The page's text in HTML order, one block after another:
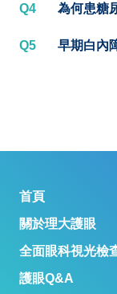
Q4 為何患糖
Q5 早期白內
首頁
關於理大護眼
全面眼科視光檢
護眼Q&A